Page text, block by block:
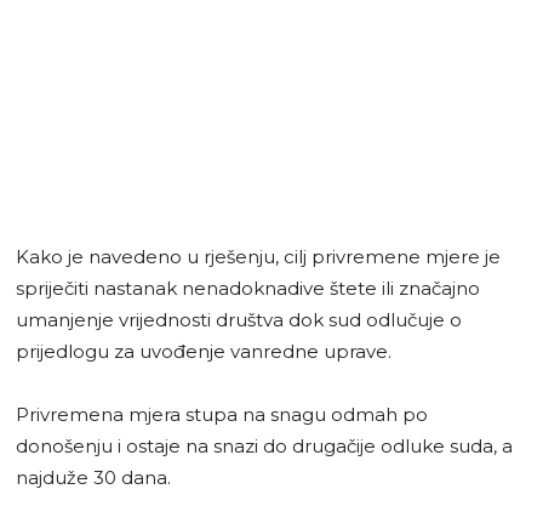
Kako je navedeno u rješenju, cilj privremene mjere je
spriječiti nastanak nenadoknadive štete ili značajno
umanjenje vrijednosti društva dok sud odlučuje o
prijedlogu za uvođenje vanredne uprave.
Privremena mjera stupa na snagu odmah po
donošenju i ostaje na snazi do drugačije odluke suda, a
najduže 30 dana.